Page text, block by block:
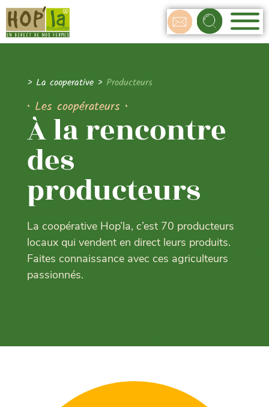
> La cooperative> Producteurs
• Les coopérateurs •
À la rencontre
des
producteurs
La coopérative Hop’la, c’est 70 producteurs
locaux qui vendent en direct leurs produits.
Faites connaissance avec ces agriculteurs
passionnés.